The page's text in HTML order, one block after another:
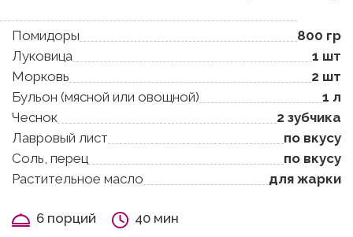
Помидоры
800 гр
Луковица
1 шт
Морковь
2 шт
Бульон (мясной или овощной)
1 л
Чеснок
2 зубчика
Лавровый лист
по вкусу
Соль, перец
по вкусу
Растительное масло
для жарки
6 порций 40 мин